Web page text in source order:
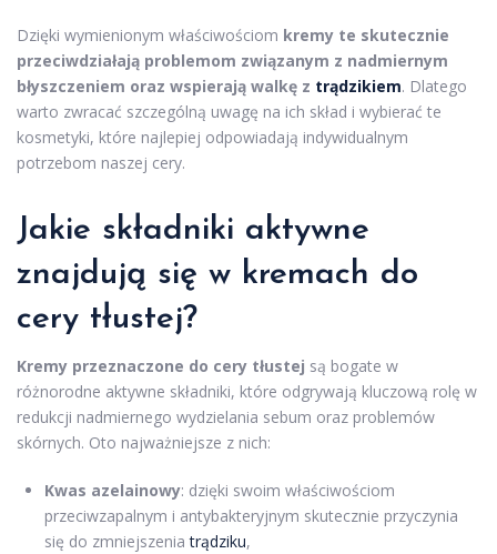
Dzięki wymienionym właściwościom kremy te skutecznie
przeciwdziałają problemom związanym z nadmiernym
błyszczeniem oraz wspierają walkę z trądzikiem. Dlatego
warto zwracać szczególną uwagę na ich skład i wybierać te
kosmetyki, które najlepiej odpowiadają indywidualnym
potrzebom naszej cery.
Jakie składniki aktywne
znajdują się w kremach do
cery tłustej?
Kremy przeznaczone do cery tłustej są bogate w
różnorodne aktywne składniki, które odgrywają kluczową rolę w
redukcji nadmiernego wydzielania sebum oraz problemów
skórnych. Oto najważniejsze z nich:
Kwas azelainowy: dzięki swoim właściwościom
przeciwzapalnym i antybakteryjnym skutecznie przyczynia
się do zmniejszeniatrądziku,